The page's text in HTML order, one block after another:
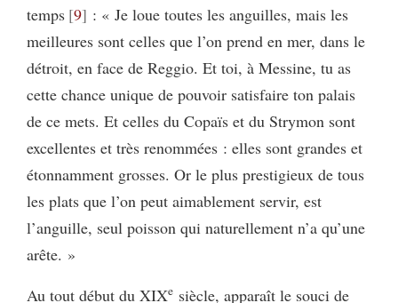
temps 9 : « Je loue toutes les anguilles, mais les
meilleures sont celles que l’on prend en mer, dans le
détroit, en face de Reggio. Et toi, à Messine, tu as
cette chance unique de pouvoir satisfaire ton palais
de ce mets. Et celles du Copaïs et du Strymon sont
excellentes et très renommées : elles sont grandes et
étonnamment grosses. Or le plus prestigieux de tous
les plats que l’on peut aimablement servir, est
l’anguille, seul poisson qui naturellement n’a qu’une
arête. »
Au tout début du XIXe siècle, apparaît le souci de